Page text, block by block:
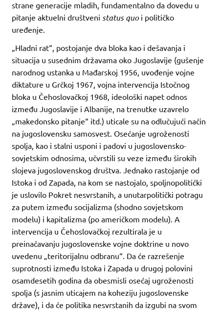
strane generacije mladih, fundamentalno da dovedu u
pitanje aktuelni društveni status quoi političko
uređenje.
„Hladni rat“, postojanje dva bloka kao i dešavanja i
situacija u susednim državama oko Jugoslavije (gušenje
narodnog ustanka u Mađarskoj 1956, uvođenje vojne
diktature u Grčkoj 1967, vojna intervencija Istočnog
bloka u Čehoslovačkoj 1968, ideološki napet odnos
između Jugoslavije i Albanije, na trenutke uzavrelo
„makedonsko pitanje“ itd.) uticale su na odlučujući način
na jugoslovensku samosvest. Osećanje ugroženosti
spolja, kao i stalni usponi i padovi u jugoslovensko-
sovjetskim odnosima, učvrstili su veze između širokih
slojeva jugoslovenskog društva. Jednako rastojanje od
Istoka i od Zapada, na kom se nastojalo, spoljnopolitički
je uslovilo Pokret nesvrstanih, a unutarpolitički potragu
za putem između socijalizma (shodno sovjetskom
modelu) i kapitalizma (po američkom modelu). A
intervencija u Čehoslovačkoj rezultirala je u
preinačavanju jugoslovenske vojne doktrine u novo
uvedenu „teritorijalnu odbranu“. Da će razrešenje
suprotnosti između Istoka i Zapada u drugoj polovini
osamdesetih godina da obesmisli osećaj ugroženosti
spolja (s jasnim uticajem na koheziju jugoslovenske
države), i da će politika nesvrstanih da izgubi na svom